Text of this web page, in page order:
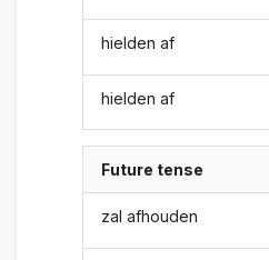
hielden af
hielden af
Future tense
zal afhouden